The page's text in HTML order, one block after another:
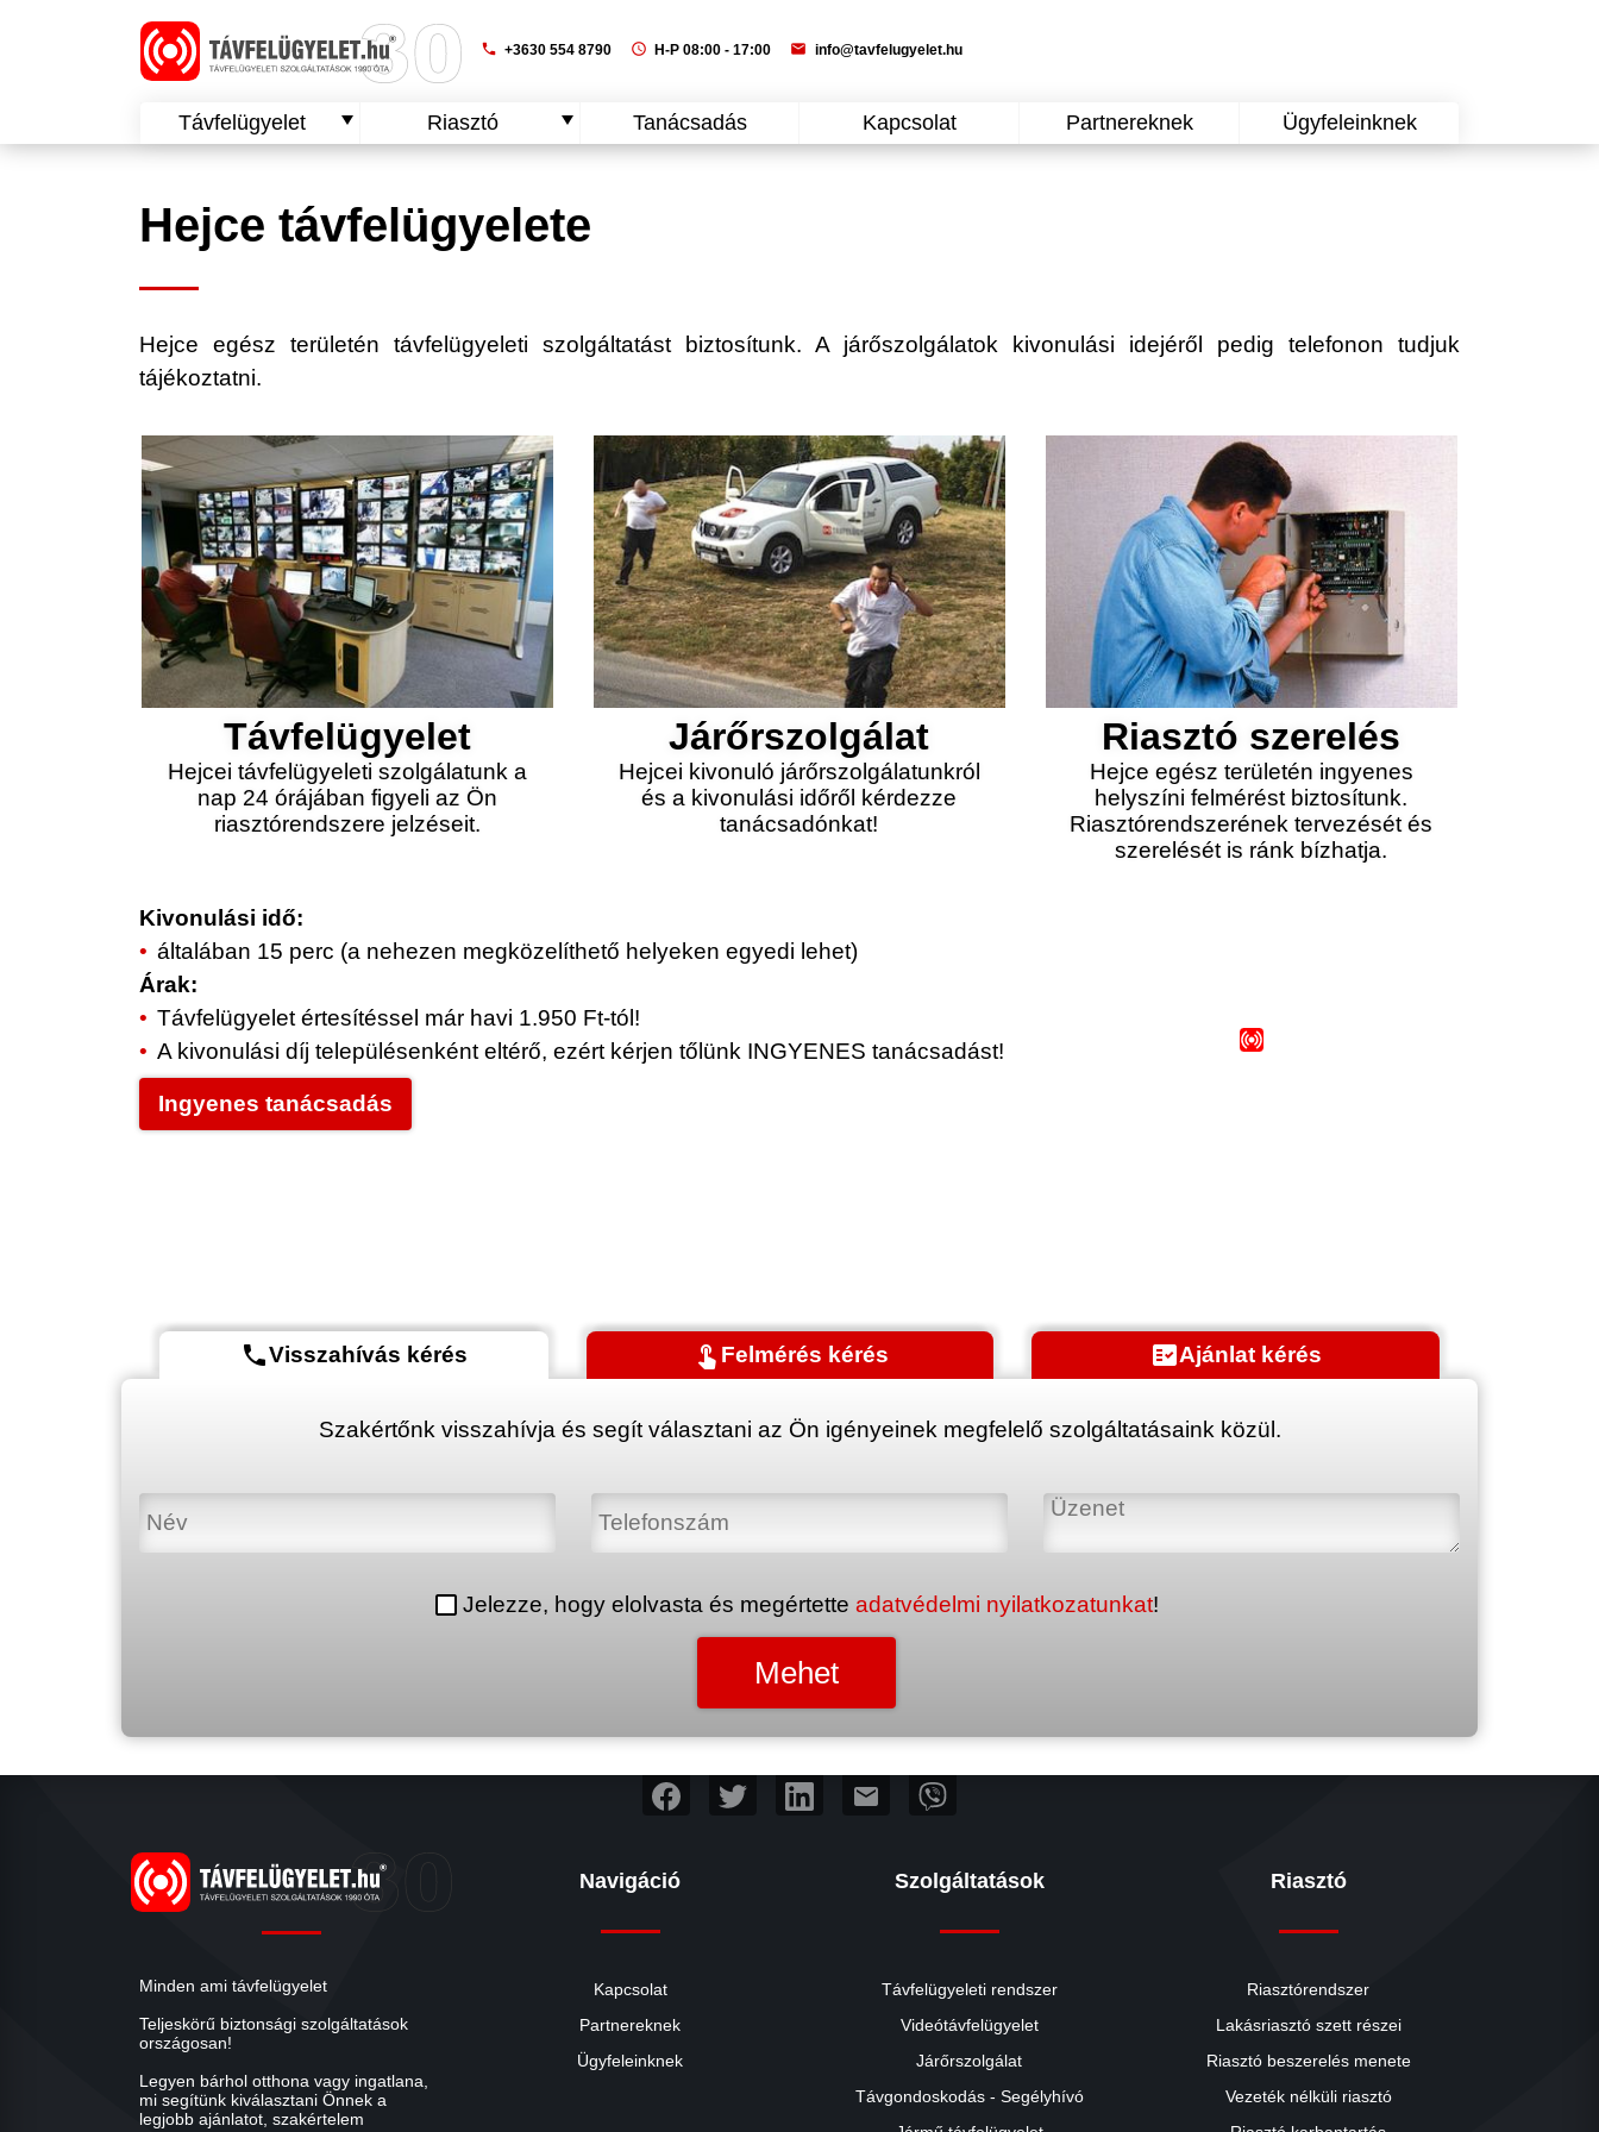
phone +3630 554 8790 schedule H-P 08:00 - 17:00 mail info@tavfelugyelet.hu
Távfelügyelet Riasztó Tanácsadás Kapcsolat Partnereknek Ügyfeleinknek
Hejce távfelügyelete
Hejce egész területén távfelügyeleti szolgáltatást biztosítunk. A járőszolgálatok kivonulási idejéről pedig telefonon tudjuk
tájékoztatni.
Távfelügyelet
Hejcei távfelügyeleti szolgálatunk a
nap 24 órájában figyeli az Ön
riasztórendszere jelzéseit.
Járőrszolgálat
Hejcei kivonuló járőrszolgálatunkról
és a kivonulási időről kérdezze
tanácsadónkat!
Riasztó szerelés
Hejce egész területén ingyenes
helyszíni felmérést biztosítunk.
Riasztórendszerének tervezését és
szerelését is ránk bízhatja.
Kivonulási idő:
általában 15 perc (a nehezen megközelíthető helyeken egyedi lehet)
Árak:
Távfelügyelet értesítéssel már havi 1.950 Ft-tól!
A kivonulási díj településenként eltérő, ezért kérjen tőlünk INGYENES tanácsadást!
Ingyenes tanácsadás
phoneVisszahívás kérés touch_app Felmérés kérés fact_checkAjánlat kérés
Szakértőnk visszahívja és segít választani az Ön igényeinek megfelelő szolgáltatásaink közül.
Jelezze, hogy elolvasta és megértette adatvédelmi nyilatkozatunkat!
mail
Minden ami távfelügyelet
Teljeskörű biztonsági szolgáltatások
országosan!
Legyen bárhol otthona vagy ingatlana,
mi segítünk kiválasztani Önnek a
legjobb ajánlatot, szakértelem
Navigáció
Kapcsolat
Partnereknek
Ügyfeleinknek
Szolgáltatások
Távfelügyeleti rendszer
Videótávfelügyelet
Járőrszolgálat
Távgondoskodás - Segélyhívó
Riasztó
Riasztórendszer
Lakásriasztó szett részei
Riasztó beszerelés menete
Vezeték nélküli riasztó